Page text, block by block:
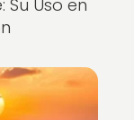
Uso en